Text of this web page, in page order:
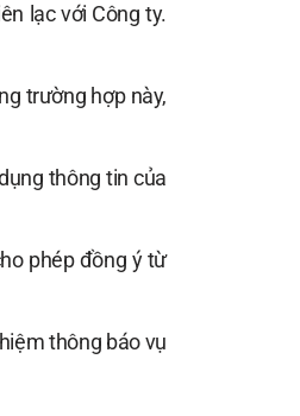
lạc với Công ty.
trường hợp này,
thông tin của
phép đồng ý từ
thông báo vụ